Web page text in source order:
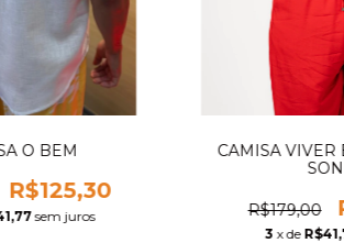
O BEM
R$125,30
sem juros
CAMISA VIVER
R$179,00
3 x de